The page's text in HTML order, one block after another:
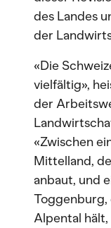
des Landes
der
«Die
vielfältig»,
der
«Zwischen
Mittelland,
anbaut, und
Toggenburg,
Alpental